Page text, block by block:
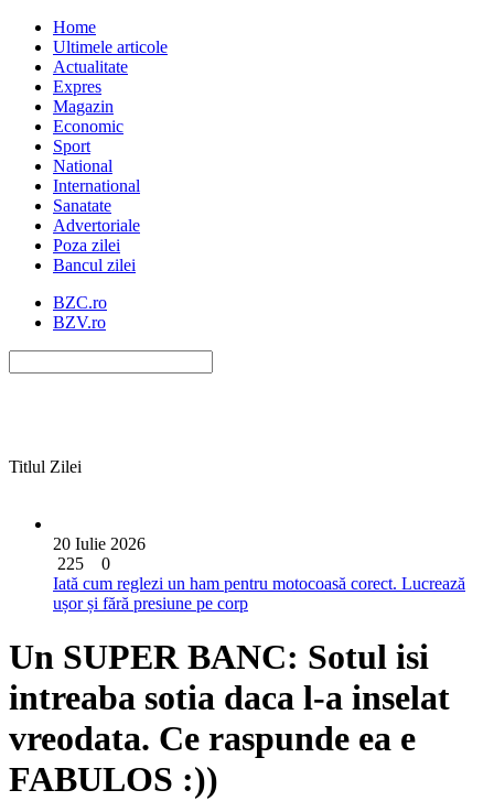
Home
Ultimele articole
Actualitate
Expres
Magazin
Economic
Sport
National
International
Sanatate
Advertoriale
Poza zilei
Bancul zilei
BZC.ro
BZV.ro
Titlul Zilei
20 Iulie 2026
225
0
Iată cum reglezi un ham pentru motocoasă corect. Lucrează
ușor și fără presiune pe corp
Un SUPER BANC: Sotul isi
intreaba sotia daca l-a inselat
vreodata. Ce raspunde ea e
FABULOS :))